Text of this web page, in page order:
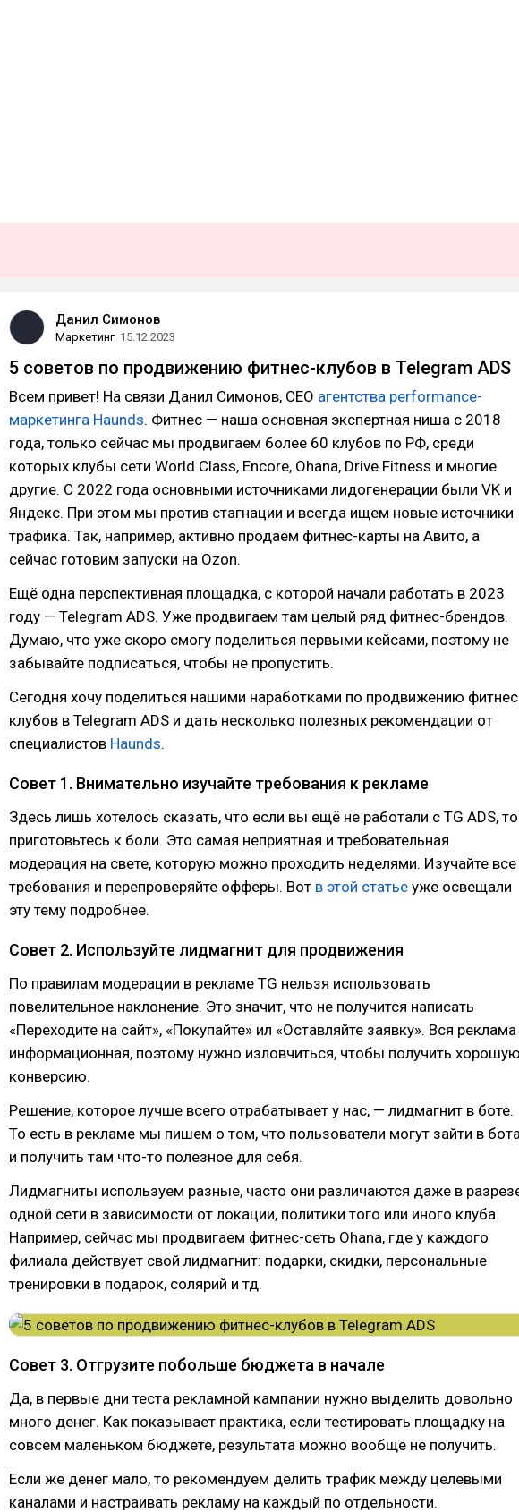
Данил Симонов
Маркетинг 15.12.2023
5 советов по продвижению фитнес-клубов в Telegram ADS
Всем привет! На связи Данил Симонов, CEO агентства performance-
маркетинга Haunds. Фитнес — наша основная экспертная ниша с 2018
года, только сейчас мы продвигаем более 60 клубов по РФ, среди
которых клубы сети World Class, Encore, Ohana, Drive Fitness и многие
другие. С 2022 года основными источниками лидогенерации были VK и
Яндекс. При этом мы против стагнации и всегда ищем новые источники
трафика. Так, например, активно продаём фитнес-карты на Авито, а
сейчас готовим запуски на Ozon.
Ещё одна перспективная площадка, с которой начали работать в 2023
году — Telegram ADS. Уже продвигаем там целый ряд фитнес-брендов.
Думаю, что уже скоро смогу поделиться первыми кейсами, поэтому не
забывайте подписаться, чтобы не пропустить.
Сегодня хочу поделиться нашими наработками по продвижению
клубов в Telegram ADS и дать несколько полезных рекомендации от
специалистов Haunds.
Совет 1. Внимательно изучайте требования к рекламе
Здесь лишь хотелось сказать, что если вы ещё не работали с TG ADS, то
приготовьтесь к боли. Это самая неприятная и требовательная
модерация на свете, которую можно проходить неделями. Изучайте все
требования и перепроверяйте офферы. Вот в этой статье уже освещали
эту тему подробнее.
Совет 2. Используйте лидмагнит для продвижения
По правилам модерации в рекламе TG нельзя использовать
повелительное наклонение. Это значит, что не получится написать
«Переходите на сайт», «Покупайте» ил «Оставляйте заявку». Вся реклама
информационная, поэтому нужно изловчиться, чтобы получить
конверсию.
Решение, которое лучше всего отрабатывает у нас, — лидмагнит в боте.
То есть в рекламе мы пишем о том, что пользователи могут зайти в
и получить там что-то полезное для себя.
Лидмагниты используем разные, часто они различаются даже в
одной сети в зависимости от локации, политики того или иного клуба.
Например, сейчас мы продвигаем фитнес-сеть Ohana, где у каждого
филиала действует свой лидмагнит: подарки, скидки, персональные
тренировки в подарок, солярий и тд.
Совет 3. Отгрузите побольше бюджета в начале
Да, в первые дни теста рекламной кампании нужно выделить довольно
много денег. Как показывает практика, если тестировать площадку на
совсем маленьком бюджете, результата можно вообще не получить.
Если же денег мало, то рекомендуем делить трафик между целевыми
каналами и настраивать рекламу на каждый по отдельности.